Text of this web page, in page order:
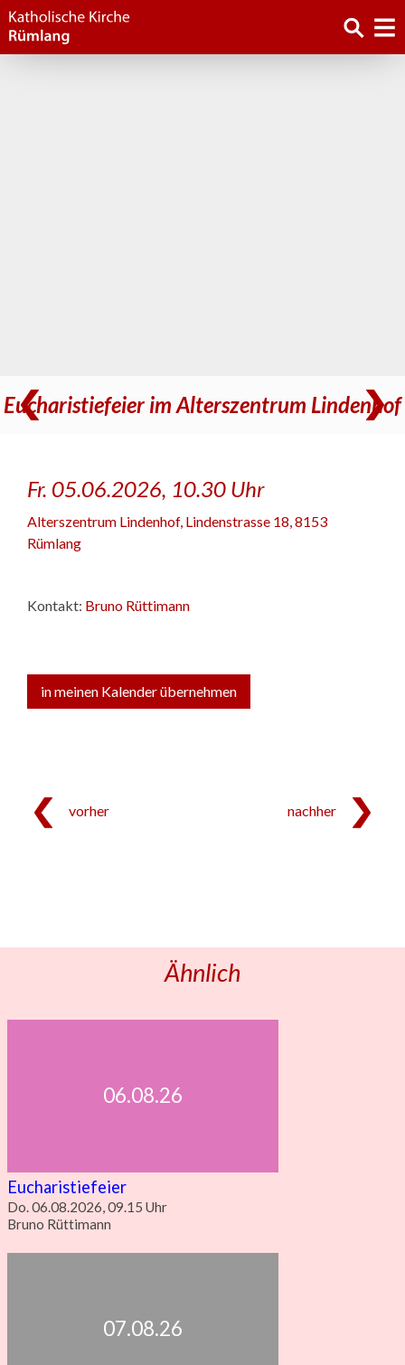
Eucharistiefeier im Alterszentrum Lindenhof
Fr. 05.06.2026, 10.30 Uhr
Alterszentrum Lindenhof, Lindenstrasse 18, 8153
Rümlang
Kontakt: Bruno Rüttimann
in meinen Kalender übernehmen
vorher nachher
Ähnlich
06.08.26
Eucharistiefeier
Do. 06.08.2026, 09.15 Uhr
Bruno Rüttimann
07.08.26